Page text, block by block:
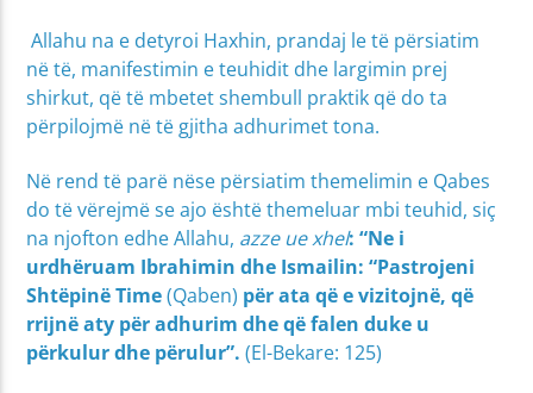
Allahu na e detyroi Haxhin, prandaj le të përsiatim
në të, manifestimin e teuhidit dhe largimin prej
shirkut, që të mbetet shembull praktik që do ta
përpilojmë në të gjitha adhurimet tona.
Në rend të parë nëse përsiatim themelimin e Qabes
do të vërejmë se ajo është themeluar mbi teuhid, siç
na njofton edhe Allahu, azze ue xhel: “Ne i
urdhëruam Ibrahimin dhe Ismailin: “Pastrojeni
Shtëpinë Time(Qaben) për ata që e vizitojnë, që
rrijnë aty për adhurim dhe që falen duke u
përkulur dhe përulur”.(El-Bekare: 125)